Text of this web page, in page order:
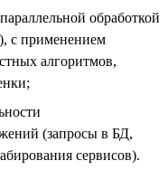
обработкой
с применением
алгоритмов,
(запросы в БД,
сервисов).